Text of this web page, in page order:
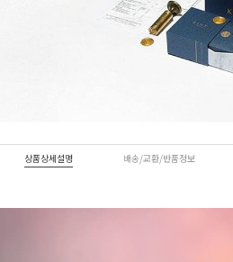
상품상세설명 배송/교환/반품정보